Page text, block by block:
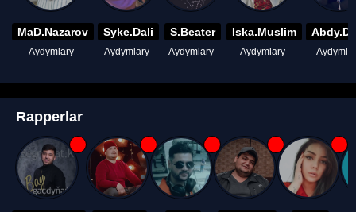
MaD.Nazarov
Aydymlary
Syke.Dali
Aydymlary
S.Beater
Aydymlary
Iska.Muslim
Aydymlary
Rapperlar